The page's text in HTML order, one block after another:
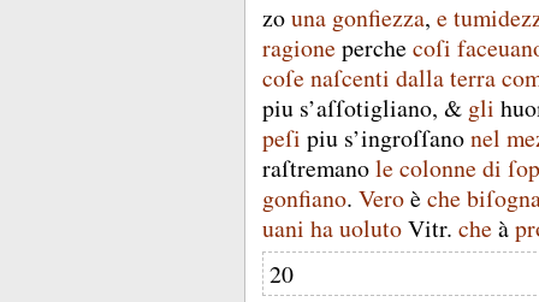
zouna gonfiezza, e
ragione perche coſi
coſe naſcenti dallaterra
piu s’aſſotigliano, & gli
peſi piu s’ingroſſanonel
raſtremanole colonne di
gonfiano. Veroè che
uani hauolutoVitr. che à
20